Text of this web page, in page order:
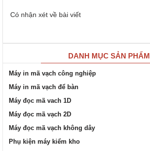
Có nhận xét về bài viết
DANH MỤC SẢN PHẨM
Máy in mã vạch công nghiệp
Máy in mã vạch để bàn
Máy đọc mã vach 1D
Máy đọc mã vạch 2D
Máy đọc mã vạch không dây
Phụ kiện máy kiểm kho